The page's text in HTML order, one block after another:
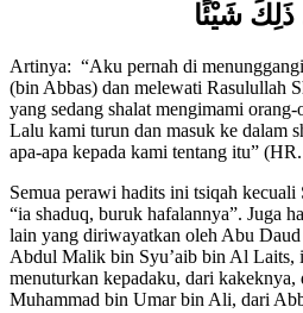
شَيْئًا
Artinya: “Aku pernah di
(bin Abbas) dan melewati Rasulullah
yang sedang shalat mengimami
Lalu kami turun dan masuk ke dalam
Semua perawi hadits ini tsiqah kecuali
“ia shaduq, buruk hafalannya”. Juga
lain yang diriwayatkan oleh Abu Daud
Abdul Malik bin Syu’aib bin Al Laits,
menuturkan kepadaku, dari kakeknya,